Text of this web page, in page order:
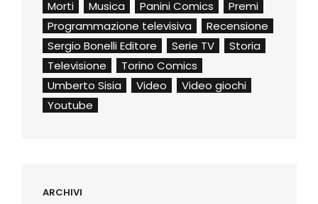
Morti
Musica Panini Comics
Premi
Programmazione televisiva
Recensione
Sergio Bonelli Editore
Serie TV
Storia
Televisione
Torino Comics
Umberto Sisia
Video
Video giochi
Youtube
ARCHIVI